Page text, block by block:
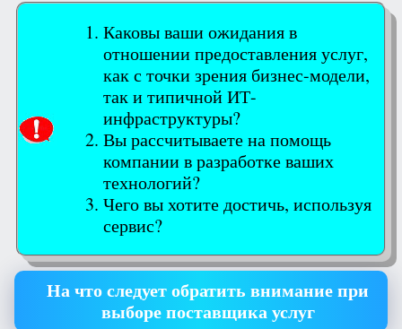
Каковы ваши ожидания в
отношении предоставления услуг,
как с точки зрения бизнес-модели,
так и типичной ИТ-
инфраструктуры?
Вы рассчитываете на помощь
компании в разработке ваших
технологий?
Чего вы хотите достичь, используя
сервис?
На что следует обратить внимание при
выборе поставщика услуг